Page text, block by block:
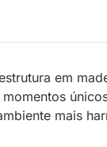
em
mais